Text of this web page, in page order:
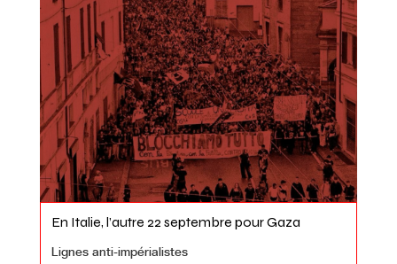
En Italie, l’autre 22 septembre pour Gaza
Lignes anti-impérialistes